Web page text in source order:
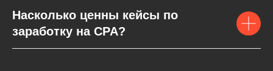
Насколько ценны кейсы по
заработку на CPA?